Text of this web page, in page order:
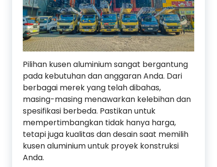
Pilihan kusen aluminium sangat bergantung
pada kebutuhan dan anggaran Anda. Dari
berbagai merek yang telah dibahas,
masing-masing menawarkan kelebihan dan
spesifikasi berbeda. Pastikan untuk
mempertimbangkan tidak hanya harga,
tetapi juga kualitas dan desain saat memilih
kusen aluminium untuk proyek konstruksi
Anda.